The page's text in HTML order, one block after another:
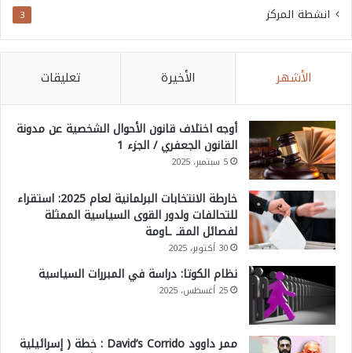
انشطة المركز 3
الأشهر الأخيرة تعليقات
أوجه اختلاف قانون الأحوال الشخصية عن مدونة
القانون الجعفري / الجزء 1
5 سبتمبر، 2025
خارطة الانتخابات البرلمانية لعام 2025: استقراء
للتحالفات ولدور القوى السياسية الممثلة
لفصائل المقـ ـاومة
30 أكتوبر، 2025
نظام الكوتا: دراسة في المبررات السياسية
25 أغسطس، 2025
ممر داوود David’s Corrido : خطة ( إسرائيلية